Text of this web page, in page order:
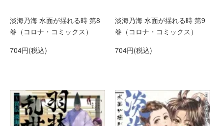
淡海乃海 水面が揺れる時 第8
巻（コロナ・コミックス）
704円(税込)
淡海乃海 水面が揺れる時 第9
巻（コロナ・コミックス）
704円(税込)